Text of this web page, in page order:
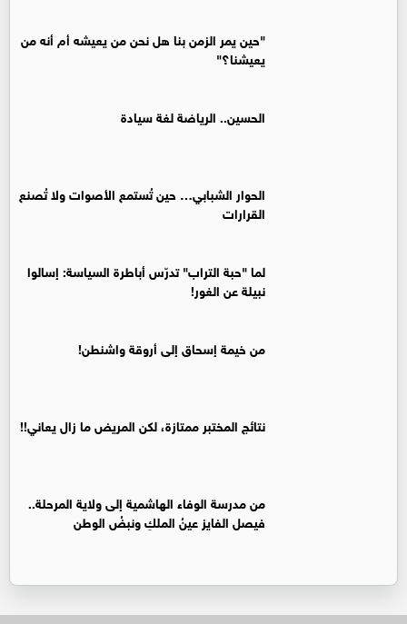
"حين يمر الزمن بنا هل نحن من يعيشه أم أنه من
يعيشنا؟"
الحسين.. الرياضة لغة سيادة
الحوار الشبابي… حين تُستمع الأصوات ولا تُصنع
القرارات
لما "حبة التراب" تدرّس أباطرة السياسة: إسالوا
نبيلة عن الغور!
من خيمة إسحاق إلى أروقة واشنطن!
نتائج المختبر ممتازة، لكن المريض ما زال يعاني!!
من مدرسة الوفاء الهاشمية إلى ولاية المرحلة..
فيصل الفايز عينُ الملكِ ونبضُ الوطن